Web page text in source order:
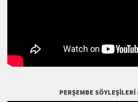
PERŞEMBE